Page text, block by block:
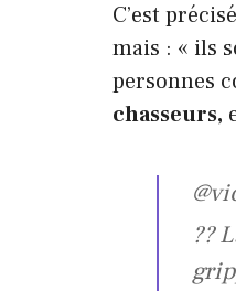
C’est
mais : « ils
personnes
chasseurs,
??